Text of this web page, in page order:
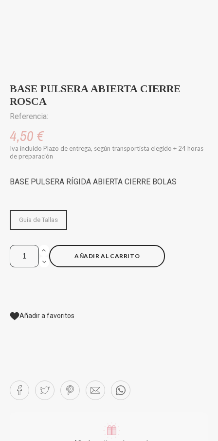
BASE PULSERA ABIERTA CIERRE
ROSCA
Referencia:
4,50 €
Iva incluido Plazo de entrega, según transportista elegido + 24 horas
de preparación
BASE PULSERA RÍGIDA ABIERTA CIERRE BOLAS
Guía de Tallas
AÑADIR AL CARRITO
Añadir a favoritos